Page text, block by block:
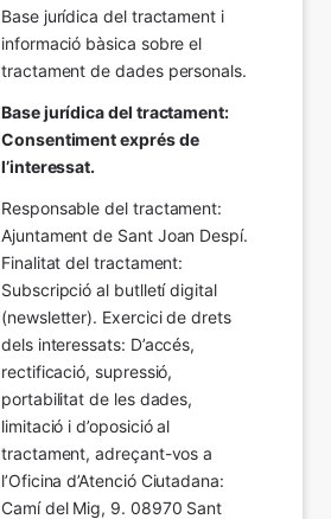
Base jurídica del tractament i
informació bàsica sobre el
tractament de dades personals.
Base jurídica del tractament:
Consentiment exprés de
l’interessat.
Responsable del tractament:
Ajuntament de Sant Joan Despí.
Finalitat del tractament:
Subscripció al butlletí digital
(newsletter). Exercici de drets
dels interessats: D’accés,
rectificació, supressió,
portabilitat de les dades,
limitació i d’oposició al
tractament, adreçant-vos a
l’Oficina d’Atenció Ciutadana:
Camí del Mig, 9. 08970 Sant